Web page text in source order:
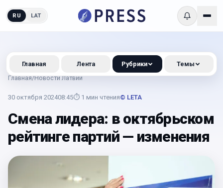
RU LAT
Главная/Новости Латвии
30 октября 202408:45⏱ 1 мин чтения© LETA
Смена лидера: в октябрьском
рейтинге партий — изменения
Главная Лента Рубрики Темы